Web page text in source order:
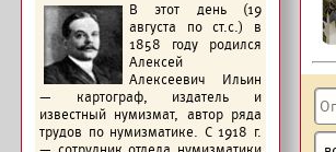
В этот день (19
августа по ст.с.) в
1858 году родился
Алексей
Алексеевич Ильин
— картограф, издатель и
известный нумизмат, автор ряда
трудов по нумизматике. С 1918 г.